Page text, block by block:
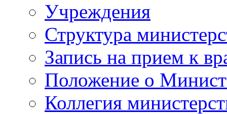
Учреждения
Структура
Запись на прием к
Положение о
Коллегия